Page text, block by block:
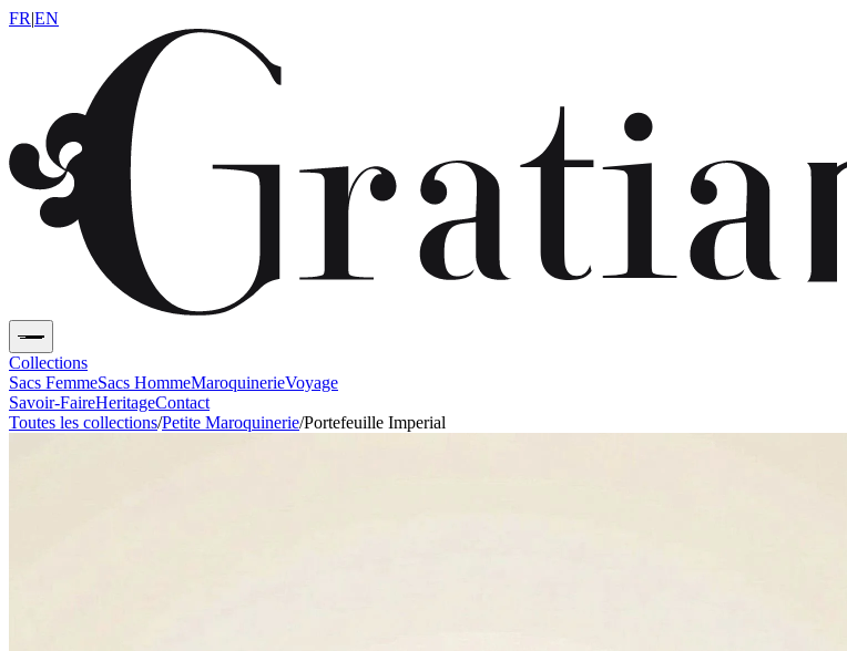
FR|EN
Collections
Sacs FemmeSacs HommeMaroquinerieVoyage
Savoir-FaireHeritageContact
Toutes les collections/Petite Maroquinerie/Portefeuille Imperial